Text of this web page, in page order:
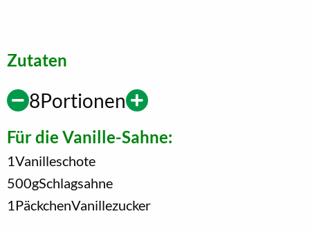
Zutaten
8Portionen
Für die Vanille-Sahne:
1Vanilleschote
500gSchlagsahne
1 PäckchenVanillezucker